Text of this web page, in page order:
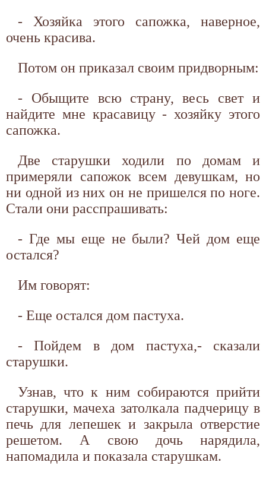
- Хозяйка этого сапожка, наверное,
очень красива.
Потом он приказал своим придворным:
- Обыщите всю страну, весь свет и
найдите мне красавицу - хозяйку этого
сапожка.
Две старушки ходили по домам и
примеряли сапожок всем девушкам, но
ни одной из них он не пришелся по ноге.
Стали они расспрашивать:
- Где мы еще не были? Чей дом еще
остался?
Им говорят:
- Еще остался дом пастуха.
- Пойдем в дом пастуха,- сказали
старушки.
Узнав, что к ним собираются прийти
старушки, мачеха затолкала падчерицу в
печь для лепешек и закрыла отверстие
решетом. А свою дочь нарядила,
напомадила и показала старушкам.